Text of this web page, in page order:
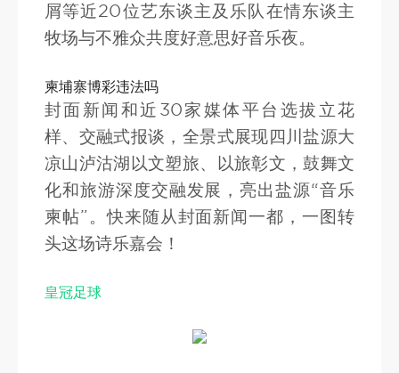
屑等近20位艺东谈主及乐队在情东谈主
牧场与不雅众共度好意思好音乐夜。
柬埔寨博彩违法吗
封面新闻和近30家媒体平台选拔立花
样、交融式报谈，全景式展现四川盐源大
凉山泸沽湖以文塑旅、以旅彰文，鼓舞文
化和旅游深度交融发展，亮出盐源“音乐
柬帖”。快来随从封面新闻一都，一图转
头这场诗乐嘉会！
皇冠足球